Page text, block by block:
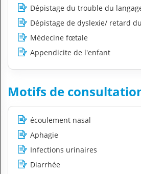
Dépistage du trouble du
Dépistage de dyslexie/ retard
Médecine fœtale
Appendicite de l'enfant
Motifs de
écoulement nasal
Aphagie
Infections urinaires
Diarrhée